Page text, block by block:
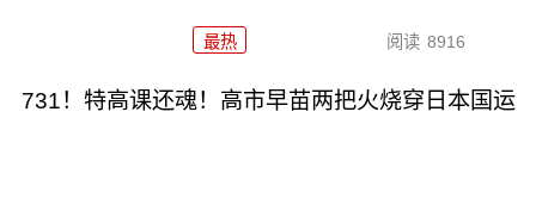
最热 阅读 8916
731！特高课还魂！高市早苗两把火烧穿日本国运